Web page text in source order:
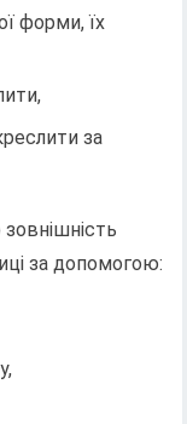
форми, їх
за
за допомогою: